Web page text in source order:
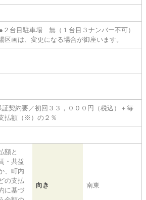
２台目駐車場 無（１台目３ナンバー不可）
区画は、変更になる場合が御座います。
証契約要／初回３３，０００円（税込）＋毎
払額（※）の２％
額と
・共益
、町内
の支払
に基づ
向き 南東